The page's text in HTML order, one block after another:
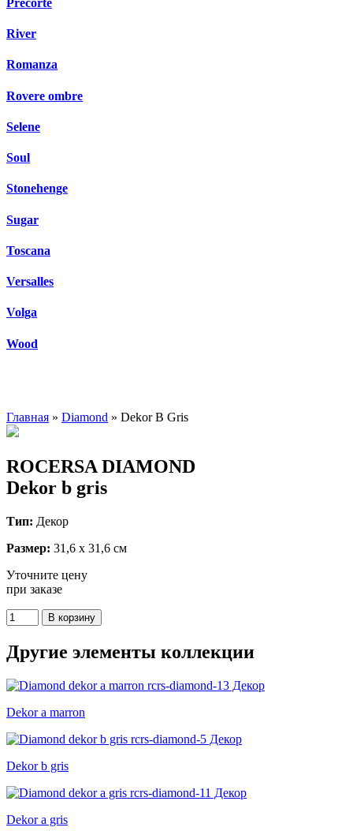
River
Romanza
Rovere ombre
Selene
Soul
Stonehenge
Sugar
Toscana
Versalles
Volga
Wood
Главная » Diamond » Dekor B Gris
ROCERSA DIAMOND
Dekor b gris
Тип: Декор
Размер: 31,6 x 31,6 см
Уточните цену
при заказе
Другие элементы коллекции
Dekor a marron
Dekor b gris
Dekor a gris